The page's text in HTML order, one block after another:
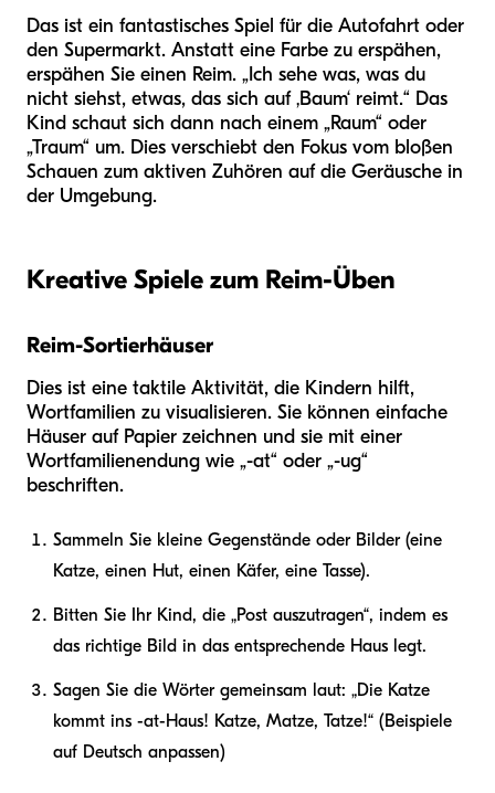
Das ist ein fantastisches Spiel für die Autofahrt oder
den Supermarkt. Anstatt eine Farbe zu erspähen,
erspähen Sie einen Reim. „Ich sehe was, was du
nicht siehst, etwas, das sich auf ‚Baum‘ reimt.“ Das
Kind schaut sich dann nach einem „Raum“ oder
„Traum“ um. Dies verschiebt den Fokus vom bloßen
Schauen zum aktiven Zuhören auf die Geräusche in
der Umgebung.
Kreative Spiele zum Reim-Üben
Reim-Sortierhäuser
Dies ist eine taktile Aktivität, die Kindern hilft,
Wortfamilien zu visualisieren. Sie können einfache
Häuser auf Papier zeichnen und sie mit einer
Wortfamilienendung wie „-at“ oder „-ug“
beschriften.
Sammeln Sie kleine Gegenstände oder Bilder (eine
Katze, einen Hut, einen Käfer, eine Tasse).
Bitten Sie Ihr Kind, die „Post auszutragen“, indem es
das richtige Bild in das entsprechende Haus legt.
Sagen Sie die Wörter gemeinsam laut: „Die Katze
kommt ins -at-Haus! Katze, Matze, Tatze!“ (Beispiele
auf Deutsch anpassen)